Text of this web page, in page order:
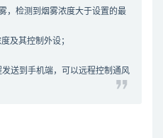
，检测到烟雾浓度大于设置的最
及其控制外设；
送到手机端，可以远程控制通风